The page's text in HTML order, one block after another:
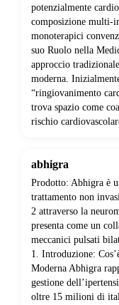
potenzialmente
composizione multi-
monoterapici
suo Ruolo nella
approccio
moderna.
“ringiovanimento
trova spazio come
rischio
abhigra
Prodotto: Abhigra è
trattamento non
2 attraverso la
presenta come un
meccanici pulsati
1. Introduzione:
Moderna Abhigra
gestione
oltre 15 milioni di